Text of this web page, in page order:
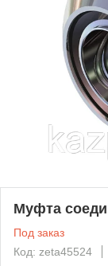
Муфта
Под заказ
Код: zeta45524